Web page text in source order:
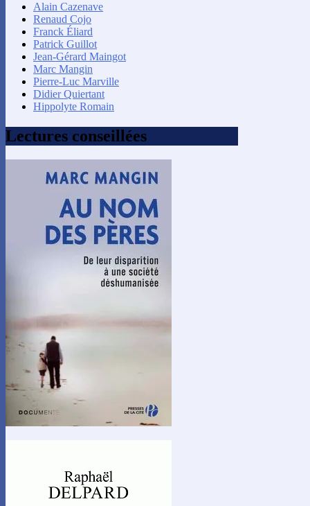
Alain Cazenave
Renaud Cojo
Franck Éliard
Patrick Guillot
Jean-Gérard Maingot
Marc Mangin
Pierre-Luc Marville
Didier Quiertant
Hippolyte Romain
Lectures conseillées